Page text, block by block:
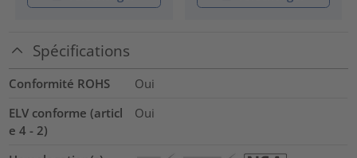
Spécifications
Conformité ROHS
Oui
ELV conforme (articl
e 4 - 2)
Oui